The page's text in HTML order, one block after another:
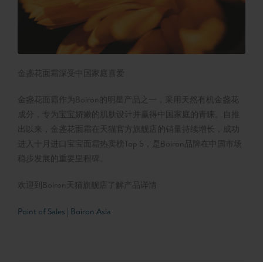
金盏花面霜深受中国家庭喜爱
金盏花面霜作为Boiron的明星产品之一，采用天然有机金盏花
成分，专为宝宝娇嫩的肌肤设计并赢得中国家庭的青睐。自推
出以来，金盏花面霜在天猫官方旗舰店的销量持续增长，成功
进入十月进口宝宝面霜热卖榜Top 5，是Boiron品牌在中国市场
稳步发展的重要里程碑。
欢迎到Boiron天猫旗舰店了解产品详情
Point of Sales | Boiron Asia